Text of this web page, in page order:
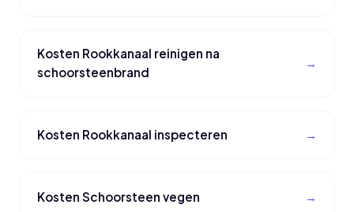
Kosten Rookkanaal reinigen na
schoorsteenbrand
Kosten Rookkanaal inspecteren
Kosten Schoorsteen vegen